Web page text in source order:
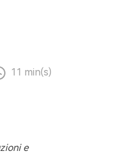
11 min(s)
e